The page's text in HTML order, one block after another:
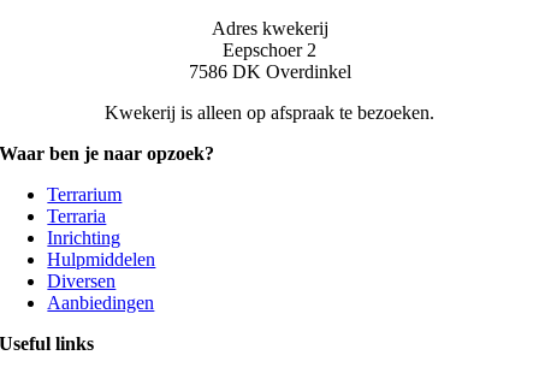
Adres kwekerij
Eepschoer 2
7586 DK Overdinkel
Kwekerij is alleen op afspraak te bezoeken.
Waar ben je naar opzoek?
Terrarium
Terraria
Inrichting
Hulpmiddelen
Diversen
Aanbiedingen
Useful links